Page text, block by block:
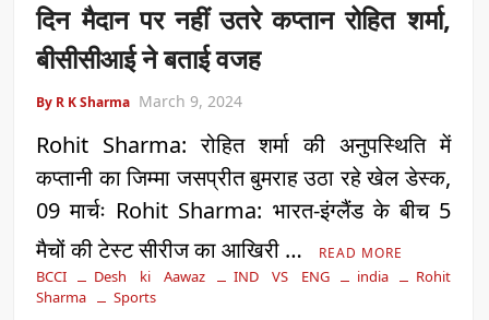
दिन मैदान पर नहीं उतरे कप्तान रोहित शर्मा,
बीसीसीआई ने बताई वजह
By R K Sharma March 9, 2024
Rohit Sharma: रोहित शर्मा की अनुपस्थिति में
कप्तानी का जिम्मा जसप्रीत बुमराह उठा रहे खेल डेस्क,
09 मार्चः Rohit Sharma: भारत-इंग्लैंड के बीच 5
मैचों की टेस्ट सीरीज का आखिरी …
READ MORE
BCCI Desh ki Aawaz IND VS ENG india
Rohit
Sharma
Sports